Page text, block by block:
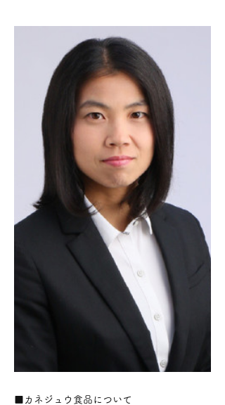
■カネジュウ食品について